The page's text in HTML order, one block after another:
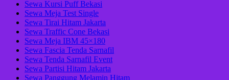
Sewa Kursi Puff Bekasi
Sewa Meja Test Single
Sewa Tirai Hitam Jakarta
Sewa Traffic Cone Bekasi
Sewa Meja IBM 45×180
Sewa Fascia Tenda Sarnafil
Sewa Tenda Sarnafil Event
Sewa Partisi Hitam Jakarta
Sewa Panggung Melamin Hitam